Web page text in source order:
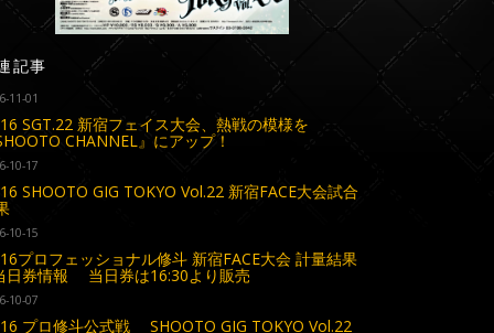
記事
11-01
SGT.22 新宿フェイス大会、熱戦の模様を
CHANNEL』にアップ！
10-17
SHOOTO GIG TOKYO Vol.22 新宿FACE大会試合
10-15
プロフェッショナル修斗 新宿FACE大会 計量結果
日券情報 当日券は16:30より販売
10-07
プロ修斗公式戦 SHOOTO GIG TOKYO Vol.22